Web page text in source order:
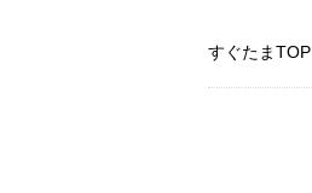
すぐたまTOP